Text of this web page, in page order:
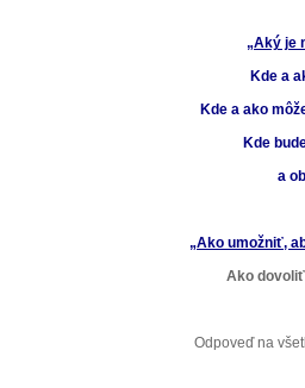
„Aký je
Kde a
Kde a ako
Kde
a
„Ako umožniť,
Ako
Odpoveď na